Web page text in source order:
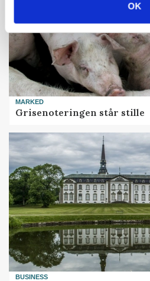
OK
MARKED
Grisenoteringen står stille
BUSINESS